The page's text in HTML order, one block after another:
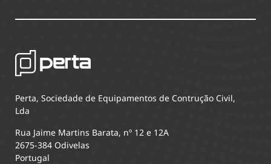
Perta, Sociedade de Equipamentos de Contrução Civil,
Lda
Rua Jaime Martins Barata, nº 12 e 12A
2675-384 Odivelas
Portugal